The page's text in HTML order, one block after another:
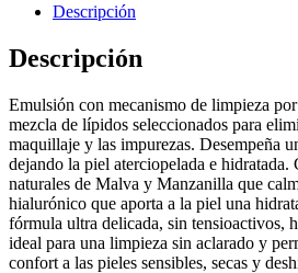
Descripción
Descripción
Emulsión con mecanismo de limpieza
mezcla de lípidos seleccionados para
maquillaje y las impurezas. Desempeña
dejando la piel aterciopelada e hidratada.
naturales de Malva y Manzanilla que
hialurónico que aporta a la piel una
fórmula ultra delicada, sin tensioactivos,
ideal para una limpieza sin aclarado y
confort a las pieles sensibles, secas y